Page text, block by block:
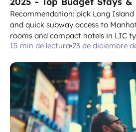
Recommendation: pick Long
and quick subway access to
rooms and compact hotels in LIC
to $160 per night, with reduced
ahead often yields the b...
15 min de lectura 23 de diciembre